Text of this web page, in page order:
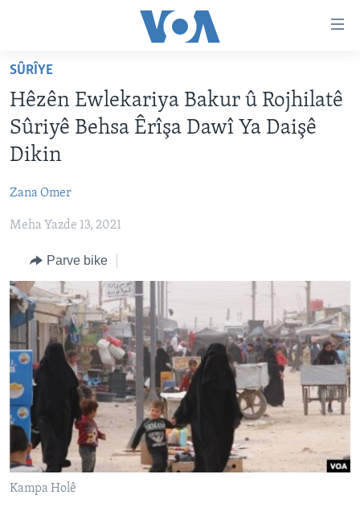
Yekser
naveroka
serekî
Yekser
here
Malpera
Yekser
Lêgerînê
NÛÇE
VÎDYO GALERÎ
HEVPEYVÎN
HERÊMÊN KURDAN
TIRKÎYE
SÛRÎYE
ÎRAQ
ÎRAN
ROJHILATA NAVÎN
CÎHAN
ÇAND Û HUNER
SERNIVÎS
SORANÎ
Learning English
SÛRÎYE
Hêzên Ewlekariya Bakur û Rojhilatê
Sûriyê Behsa Êrîşa Dawî Ya Daişê
Dikin
Zana Omer
Meha Yazde 13, 2021
Parve bike
Kampa Holê